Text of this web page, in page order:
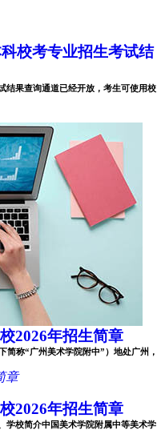
校考专业招生考试结
结果查询通道已经开放，考生可使用校
2026年招生简章
简称“广州美术学院附中”）地处广州，
章
2026年招生简章
学校简介中国美术学院附属中等美术学